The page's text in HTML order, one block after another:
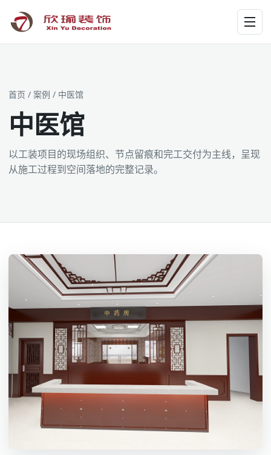
工装为主 · 家装为辅 · 设计施工
首页 / 案例 / 中医馆
中医馆
以工装项目的现场组织、节点留痕和完工交付为主线，呈现
从施工过程到空间落地的完整记录。